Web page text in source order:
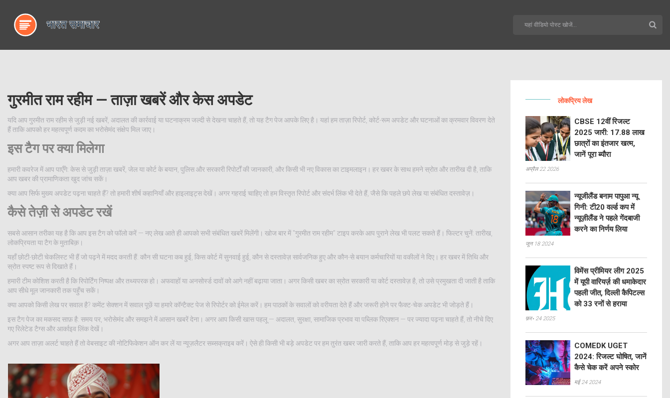
गुरमीत राम रहीम — ताज़ा खबरें और केस अपडेट
यदि आप गुरमीत राम रहीम से जुड़ी नई खबरें, अदालत की कार्रवाई या घटनाक्रम जल्दी से देखना चाहते हैं, तो यह टैग पेज आपके लिए है। यहां हम ताज़ा रिपोर्ट, कोर्ट-रूम अपडेट और घटनाओं का क्रमवार विवरण देते
हैं ताकि आपको हर महत्वपूर्ण कदम का भरोसेमंद संक्षेप मिल जाए।
इस टैग पर क्या मिलेगा
हमारी कवरेज में आप पाएँगे: केस से जुड़ी ताज़ा खबरें, जेल या कोर्ट के बयान, पुलिस और सरकारी रिपोर्टों की जानकारी, और किसी भी नए विकास का टाइमलाइन। हर खबर के साथ हमने स्रोत और तारीख दी है, ताकि
आप खबर की प्रामाणिकता खुद जांच सकें।
क्या आप सिर्फ मुख्य अपडेट पढ़ना चाहते हैं? तो हमारी शीर्ष कहानियाँ और हाइलाइट्स देखें। अगर गहराई चाहिए तो हम विस्तृत रिपोर्ट और संदर्भ लिंक भी देते हैं, जैसे कि पहले छपे लेख या संबंधित दस्तावेज़।
कैसे तेज़ी से अपडेट रखें
सबसे आसान तरीका यह है कि आप इस टैग को फॉलो करें — नए लेख आते ही आपको सभी संबंधित खबरें मिलेंगी। खोज बार में "गुरमीत राम रहीम" टाइप करके आप पुराने लेख भी पलट सकते हैं। फिल्टर चुनें: तारीख,
लोकप्रियता या टैग के मुताबिक़।
यहाँ छोटी-छोटी चेकलिस्ट भी हैं जो पढ़ने में मदद करती हैं: कौन सी घटना कब हुई, किस कोर्ट में सुनवाई हुई, कौन से दस्तावेज़ सार्वजनिक हुए और कौन-से बयान कर्मचारियों या वकीलों ने दिए। हर खबर में तिथि और
स्रोत स्पष्ट रूप से दिखाते हैं।
हमारी टीम कोशिश करती है कि रिपोर्टिंग निष्पक्ष और तथ्यपरक हो। अफवाहों या अनसोर्स्ड दावों को आगे नहीं बढ़ाया जाता। अगर किसी खबर का स्रोत सरकारी या कोर्ट दस्तावेज़ है, तो उसे प्रमुखता दी जाती है ताकि
आप सीधे मूल जानकारी तक पहुँच सकें।
क्या आपको किसी लेख पर सवाल है? कमेंट सेक्शन में सवाल पूछें या हमारे कॉन्टैक्ट पेज से रिपोर्टर को ईमेल करें। हम पाठकों के सवालों को वरीयता देते हैं और जरूरी होने पर फैक्ट-चेक अपडेट भी जोड़ते हैं।
इस टैग पेज का मकसद साफ़ है: समय पर, भरोसेमंद और समझने में आसान खबरें देना। अगर आप किसी खास पहलू — अदालत, सुरक्षा, सामाजिक प्रभाव या पब्लिक रिएक्शन — पर ज्यादा पढ़ना चाहते हैं, तो नीचे दिए
गए रिलेटेड टैग्स और आर्काइव लिंक देखें।
अगर आप ताज़ा अलर्ट चाहते हैं तो वेबसाइट की नोटिफिकेशन ऑन कर लें या न्यूज़लैटर सब्सक्राइब करें। ऐसे ही किसी भी बड़े अपडेट पर हम तुरंत खबर जारी करते हैं, ताकि आप हर महत्वपूर्ण मोड़ से जुड़े रहें।
लोकप्रिय लेख
CBSE 12वीं रिजल्ट
2025 जारी: 17.88 लाख
छात्रों का इंतजार खत्म,
जानें पूरा ब्यौरा
अप्रैल 22 2026
न्यूजीलैंड बनाम पापुआ न्यू
गिनी: टी20 वर्ल्ड कप में
न्यूज़ीलैंड ने पहले गेंदबाजी
करने का निर्णय लिया
जून 18 2024
विमेंस प्रीमियर लीग 2025
में यूपी वारियर्ज़ की धमाकेदार
पहली जीत, दिल्ली कैपिटल्स
को 33 रनों से हराया
फ़र॰ 24 2025
COMEDK UGET
2024: रिजल्ट घोषित, जानें
कैसे चेक करें अपने स्कोर
मई 24 2024